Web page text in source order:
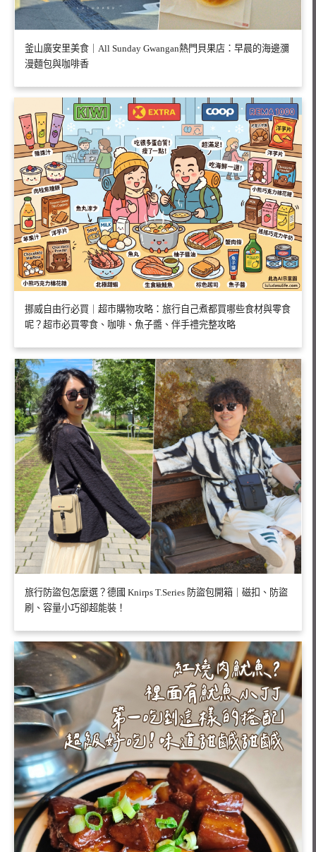
釜山廣安里美食｜All Sunday Gwangan熱門貝果店：早晨的海邊瀰
漫麵包與咖啡香
挪威自由行必買｜超市購物攻略：旅行自己煮都買哪些食材與零食
呢？超市必買零食、咖啡、魚子醬、伴手禮完整攻略
旅行防盜包怎麼選？德國 Knirps T.Series 防盜包開箱｜磁扣、防盜
刷、容量小巧卻超能裝！